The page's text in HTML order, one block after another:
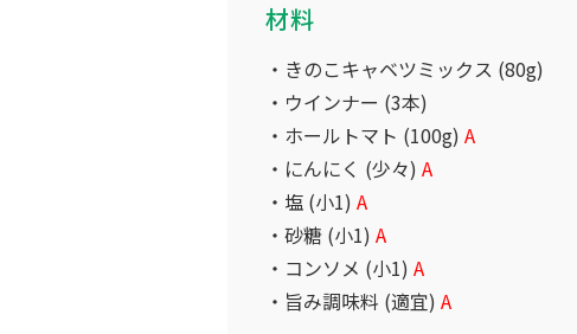
材料
きのこキャベツミックス (80g)
ウインナー (3本)
ホールトマト (100g) A
にんにく (少々) A
塩 (小1) A
砂糖 (小1) A
コンソメ (小1) A
旨み調味料 (適宜) A